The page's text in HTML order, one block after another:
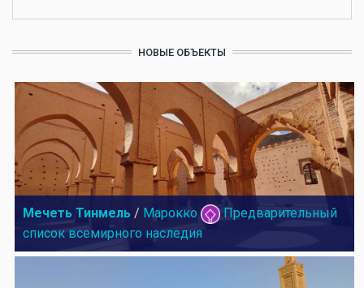
НОВЫЕ ОБЪЕКТЫ
Мечеть Тинмель / Марокко
Предварительный
список всемирного наследия